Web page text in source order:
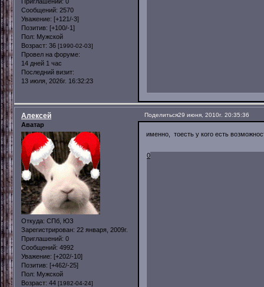
Сообщений: 2570
Уважение: [+121/-3]
Позитив: [+100/-1]
Пол: Мужской
Возраст: 36 [1990-02-03]
Провел на форуме:
14 дней 1 час
Последний визит:
13 июля, 2026г. 16:32:23
Поделиться29 июня, 2010г. 20:35:36
Алексей
Аватар
Откуда: СПб, ЮЗ
Зарегистрирован: 22 января, 2009г.
Приглашений: 0
Сообщений: 4992
Уважение: [+202/-10]
Позитив: [+462/-25]
Пол: Мужской
Возраст: 44 [1982-04-24]
именно, тоесть у кого есть
0